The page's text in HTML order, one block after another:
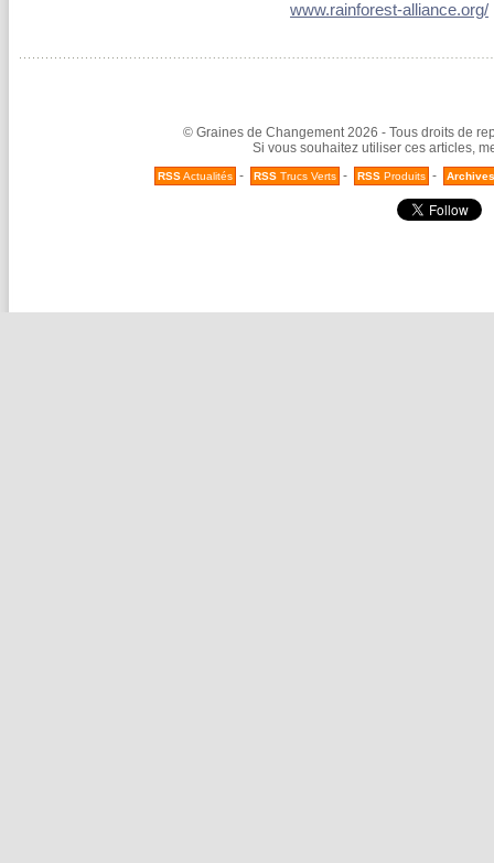
www.rainforest-alliance.org/
© Graines de Changement 2026 - Tous droits de
Si vous souhaitez utiliser ces articles,
RSSActualités - RSS Trucs Verts - RSS Produits - Archives